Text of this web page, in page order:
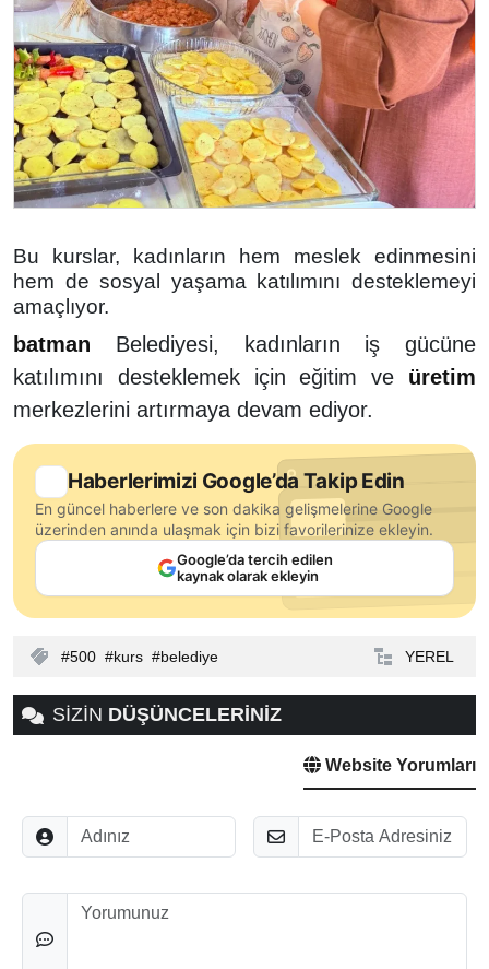
Bu kurslar, kadınların hem meslek edinmesini
hem de sosyal yaşama katılımını desteklemeyi
amaçlıyor.
batman Belediyesi, kadınların iş gücüne
katılımını desteklemek için eğitim ve üretim
merkezlerini artırmaya devam ediyor.
Haberlerimizi Google’da Takip Edin
En güncel haberlere ve son dakika gelişmelerine Google
üzerinden anında ulaşmak için bizi favorilerinize ekleyin.
Google’da tercih edilen
kaynak olarak ekleyin
500 kurs belediye YEREL
SİZİN DÜŞÜNCELERİNİZ
Website Yorumları
Adınız E-Posta
Düşünceleriniz